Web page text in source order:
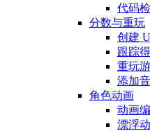
代码
分数与重玩
创建
跟踪
重玩
添加
角色动画
动画
漂浮